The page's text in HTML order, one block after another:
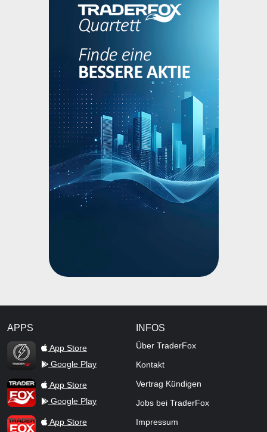
APPS
TraderFox Flash
App Store
Google Play
TraderFox AppApp Store
Google Play
TraderFox ProApp Store
INFOS
Über TraderFox
Kontakt
Vertrag Kündigen
Jobs bei TraderFox
Impressum